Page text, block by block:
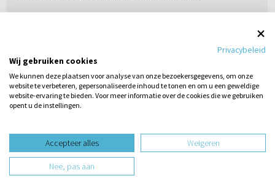
natuurfenomeen is maar een persoon is die van jou houdt!
Be blessed en ik hoor het wel
grt
adriano313 02-03-2014/ 23:32
PS. LOL@ had ook Sjakie de Deurwaarder kunnen heten :D
een vraag
Privacybeleid
Wij gebruiken cookies
We kunnen deze plaatsen voor analyse van onze bezoekersgegevens, om onze
website te verbeteren, gepersonaliseerde inhoud te tonen en om u een geweldige
website-ervaring te bieden. Voor meer informatie over de cookies die we gebruiken
opent u de instellingen.
Accepteer alles Weigeren
Nee, pas aan